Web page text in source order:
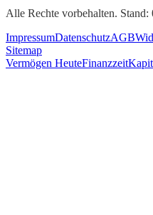
Alle Rechte vorbehalten. Stand:
ImpressumDatenschutzAGB
Sitemap
Vermögen HeuteFinanzzeit